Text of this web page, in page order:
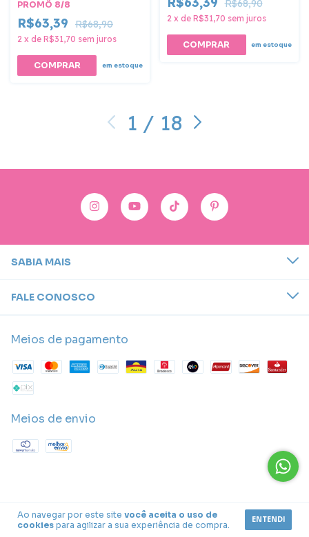
Ao navegar por este site você aceita o uso de
cookies para agilizar a sua experiência de compra.
ENTENDI
PROMÔ 8/8
R$63,39 R$68,90
2 x de R$31,70 sem juros
COMPRAR em estoque
R$68,90
2 x de R$31,70 sem juros
em estoque
1 / 18
SABIA MAIS
FALE CONOSCO
Meios de pagamento
Meios de envio